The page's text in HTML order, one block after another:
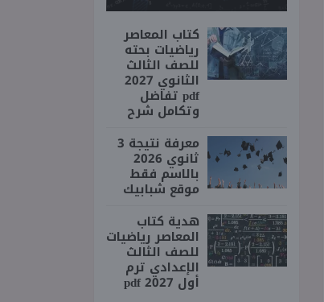
كتاب المعاصر
رياضيات بحته
للصف الثالث
الثانوي 2027
pdf تفاضل
وتكامل شرح
معرفة نتيجة 3
ثانوي 2026
بالاسم فقط
موقع شبابيك
هدية كتاب
المعاصر رياضيات
للصف الثالث
الإعدادي ترم
أول 2027 pdf